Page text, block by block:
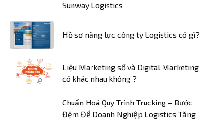
Sunway Logistics
Hồ sơ năng lực công ty Logistics có gì?
Liệu Marketing số và Digital Marketing
có khác nhau không ?
Chuẩn Hoá Quy Trình Trucking – Bước
Đệm Để Doanh Nghiệp Logistics Tăng